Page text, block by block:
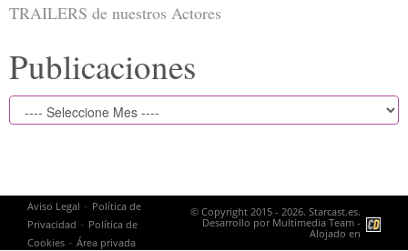
TRAILERS de nuestros Actores
Publicaciones
Aviso Legal - Política de
Privacidad - Política de
Cookies - Área privada
© Copyright 2015 - 2026. Starcast.es.
Desarrollo por Multimedia Team -
Alojado en